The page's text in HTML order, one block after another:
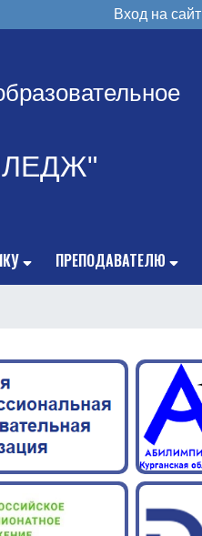
Вход на сайт
ПРЕПОДАВАТЕЛЮ